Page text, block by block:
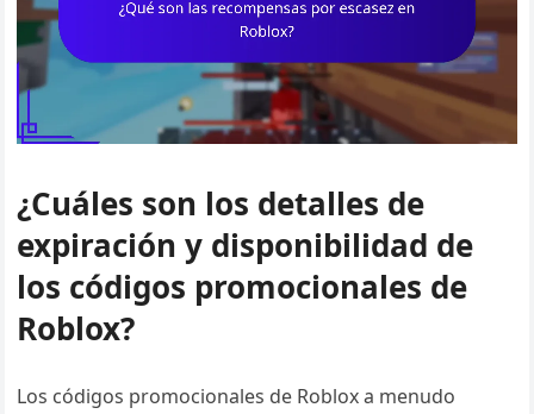
¿Cuáles son los detalles de
expiración y disponibilidad de
los códigos promocionales de
Roblox?
Los códigos promocionales de Roblox a menudo